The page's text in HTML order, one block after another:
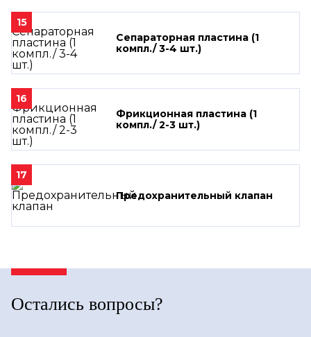
15
Сепараторная пластина (1
компл./ 3-4 шт.)
16
Фрикционная пластина (1
компл./ 2-3 шт.)
17
Предохранительный клапан
Остались вопросы?